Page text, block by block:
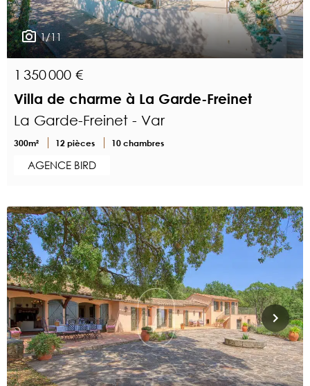
1/11
1 350 000 €
Villa de charme à La Garde-Freinet
La Garde-Freinet - Var
300m² 12 pièces 10 chambres
AGENCE BIRD